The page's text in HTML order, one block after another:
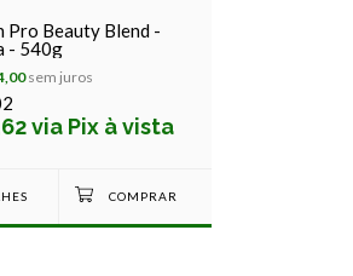
Pro Beauty Blend -
- 540g
sem juros
via Pix à vista